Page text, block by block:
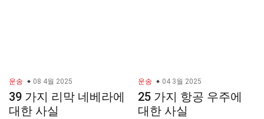
운송 08 4월 2025
39 가지 리막 네베라에
대한 사실
운송 04 3월 2025
25 가지 항공 우주에
대한 사실